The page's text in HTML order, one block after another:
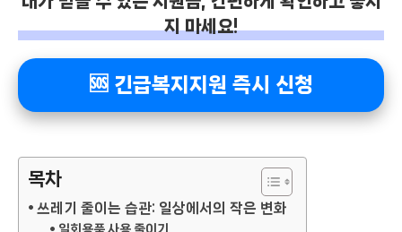
지 마세요!
🆘 긴급복지지원 즉시 신청
목차
쓰레기 줄이는 습관: 일상에서의 작은 변화